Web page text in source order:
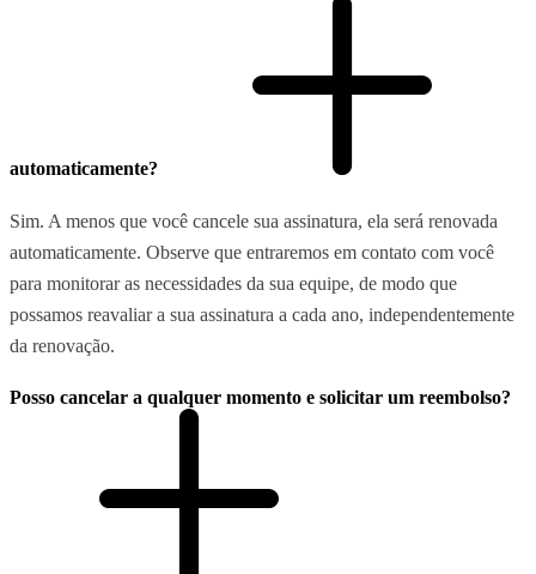
automaticamente?
Sim. A menos que você cancele sua assinatura, ela será renovada
automaticamente. Observe que entraremos em contato com você
para monitorar as necessidades da sua equipe, de modo que
possamos reavaliar a sua assinatura a cada ano, independentemente
da renovação.
Posso cancelar a qualquer momento e solicitar um reembolso?